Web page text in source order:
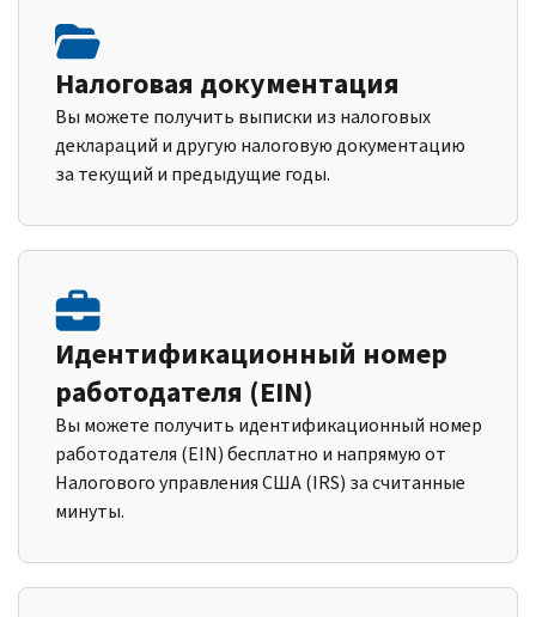
Налоговая документация
Вы можете получить выписки из налоговых
деклараций и другую налоговую документацию
за текущий и предыдущие годы.
Идентификационный номер
работодателя (EIN)
Вы можете получить идентификационный номер
работодателя (EIN) бесплатно и напрямую от
Налогового управления США (IRS) за считанные
минуты.